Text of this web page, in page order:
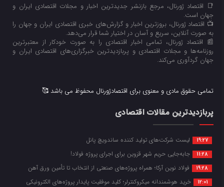
📑 اقتصاد ژورنال، مرجع بازنشر جدیدترین اخبار و مجلات اقتصادی ایران و
جهان است.
📺 اقتصاد ژورنال، بروزترین اخبار و گزارش‌های خبری اقتصادی ایران و جهان را
به صورت آنلاین، سریع و آسان در اختیار شما قرار می‌‌دهد.
📰 اقتصاد ژورنال، تمامی اخبار اقتصادی را به صورت خودکار از معتبرترین
روزنامه‌ها و مجلات اقتصادی و پربازدیدترین خبرگزاری‌های اقتصادی ایران و
جهان گردآوری می‌کند.
تمامی حقوق مادی و معنوی برای اقتصادژورنال محفوظ می باشد 🥰
پربازدیدترین مقالات اقتصادی
19:27 لیست شرکت‌های تولید کننده ساندویچ پانل
11:28 جابه‌جایی حریم شهر قزوین برای اجرای پروژه فولاد!
19:28 فولاد نوین آرکا؛ همراه پروژه‌های صنعتی از انتخاب تا تأمین ورق آهن
12:01 خرید هوشمندانه میکروکنترلر؛ کلید موفقیت پایدار پروژه‌های الکترونیکی